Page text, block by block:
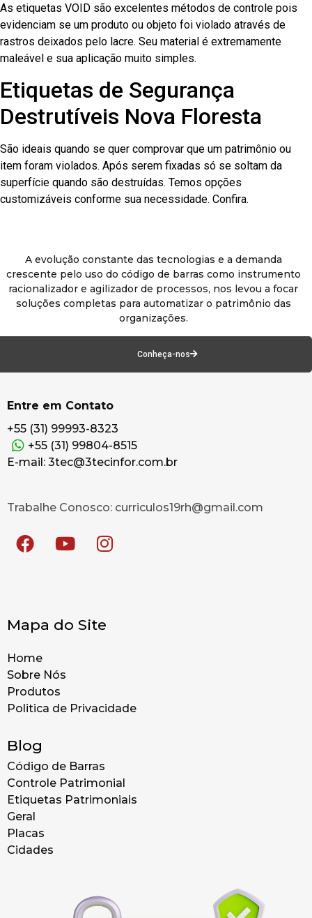
As etiquetas VOID são excelentes métodos de controle pois
evidenciam se um produto ou objeto foi violado através de
rastros deixados pelo lacre. Seu material é extremamente
maleável e sua aplicação muito simples.
Etiquetas de Segurança
Destrutíveis Nova Floresta
São ideais quando se quer comprovar que um patrimônio ou
item foram violados. Após serem fixadas só se soltam da
superfície quando são destruídas. Temos opções
customizáveis conforme sua necessidade. Confira.
A evolução constante das tecnologias e a demanda
crescente pelo uso do código de barras como instrumento
racionalizador e agilizador de processos, nos levou a focar
soluções completas para automatizar o patrimônio das
organizações.
Conheça-nos
Entre em Contato
+55 (31) 99993-8323
+55 (31) 99804-8515
E-mail: 3tec@3tecinfor.com.br
Trabalhe Conosco: curriculos19rh@gmail.com
Mapa do Site
Home
Sobre Nós
Produtos
Politica de Privacidade
Blog
Código de Barras
Controle Patrimonial
Etiquetas Patrimoniais
Geral
Placas
Cidades